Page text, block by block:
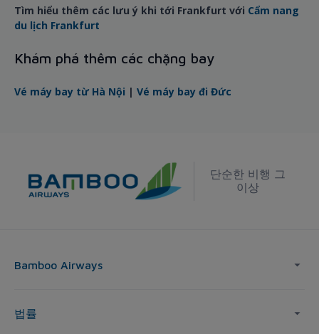
Tìm hiểu thêm các lưu ý khi tới Frankfurt với Cẩm nang
du lịch Frankfurt
Khám phá thêm các chặng bay
Vé máy bay từ Hà Nội | Vé máy bay đi Đức
단순한 비행 그
이상
Bamboo Airways
법률